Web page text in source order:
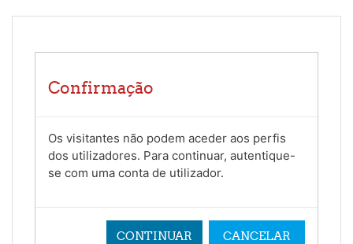
Confirmação
Os visitantes não podem aceder aos perfis
dos utilizadores. Para continuar, autentique-
se com uma conta de utilizador.
CONTINUAR CANCELAR